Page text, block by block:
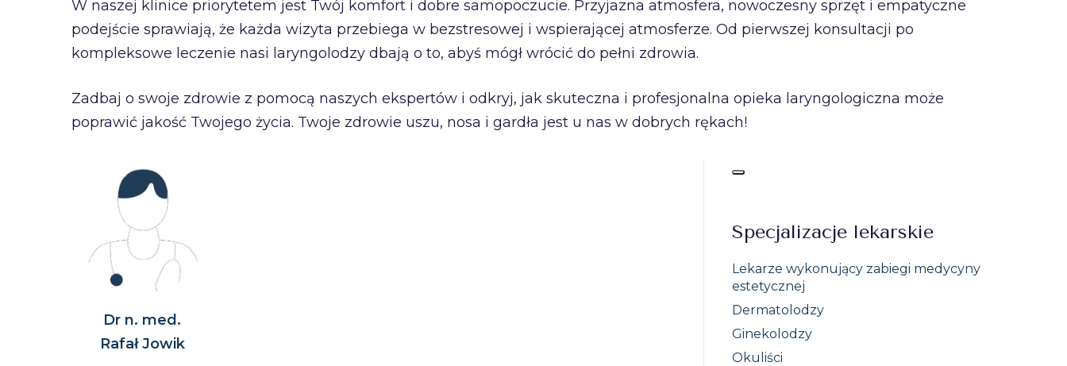
W naszej klinice priorytetem jest Twój komfort i dobre samopoczucie. Przyjazna atmosfera, nowoczesny sprzęt i empatyczne
podejście sprawiają, że każda wizyta przebiega w bezstresowej i wspierającej atmosferze. Od pierwszej konsultacji po
kompleksowe leczenie nasi laryngolodzy dbają o to, abyś mógł wrócić do pełni zdrowia.
Zadbaj o swoje zdrowie z pomocą naszych ekspertów i odkryj, jak skuteczna i profesjonalna opieka laryngologiczna może
poprawić jakość Twojego życia. Twoje zdrowie uszu, nosa i gardła jest u nas w dobrych rękach!
Dr n. med.
Rafał Jowik
Specjalizacje lekarskie
Lekarze wykonujący zabiegi medycyny
estetycznej
Dermatolodzy
Ginekolodzy
Okuliści